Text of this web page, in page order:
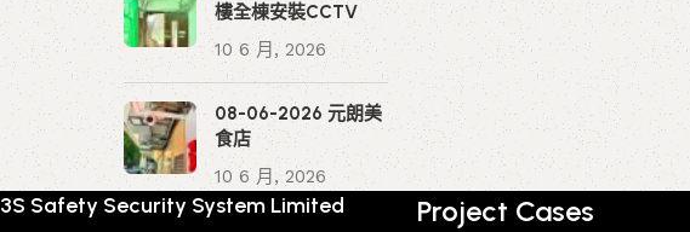
樓全棟安裝CCTV
10 6 月, 2026
08-06-2026 元朗美
食店
10 6 月, 2026
3S Safety Security System Limited Project Cases